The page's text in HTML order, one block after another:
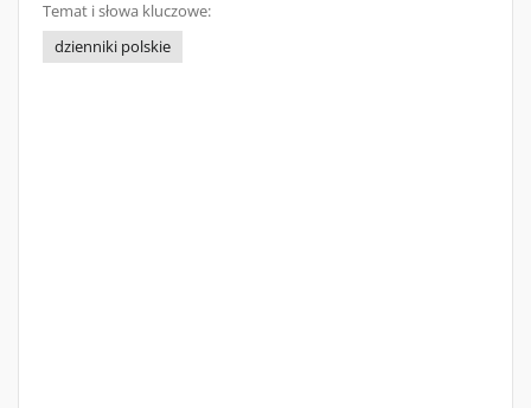
Temat i słowa kluczowe:
dzienniki polskie